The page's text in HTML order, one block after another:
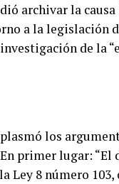
archivar la
a la legislación
de la
los
primer lugar: “El
Ley 8 número 103,